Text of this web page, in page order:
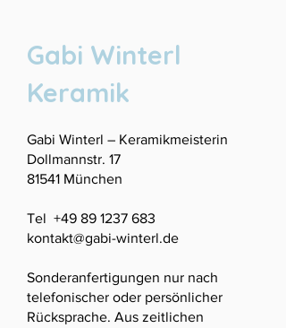
ausschließlich mit lebensmittelechter
Glasur.
Gabi Winterl
Keramik
Gabi Winterl – Keramikmeisterin
Dollmannstr. 17
81541 München
Tel +49 89 1237 683
kontakt@gabi-winterl.de
Sonderanfertigungen nur nach
telefonischer oder persönlicher
Rücksprache. Aus zeitlichen